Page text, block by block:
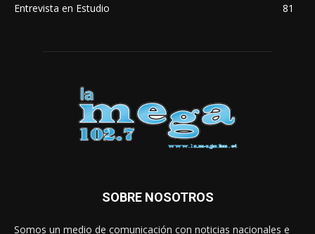
Entrevista en Estudio
81
SOBRE NOSOTROS
Somos un medio de comunicación con noticias nacionales e